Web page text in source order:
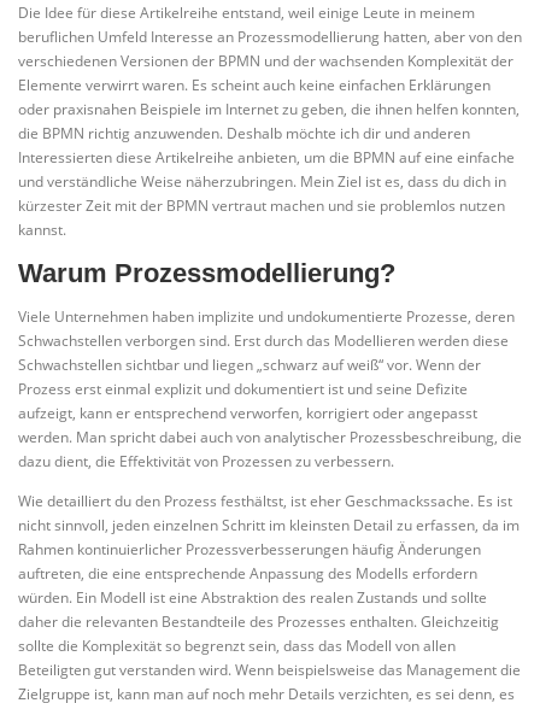
Die Idee für diese Artikelreihe entstand, weil einige Leute in meinem
beruflichen Umfeld Interesse an Prozessmodellierung hatten, aber von den
verschiedenen Versionen der BPMN und der wachsenden Komplexität der
Elemente verwirrt waren. Es scheint auch keine einfachen Erklärungen
oder praxisnahen Beispiele im Internet zu geben, die ihnen helfen konnten,
die BPMN richtig anzuwenden. Deshalb möchte ich dir und anderen
Interessierten diese Artikelreihe anbieten, um die BPMN auf eine einfache
und verständliche Weise näherzubringen. Mein Ziel ist es, dass du dich in
kürzester Zeit mit der BPMN vertraut machen und sie problemlos nutzen
kannst.
Warum Prozessmodellierung?
Viele Unternehmen haben implizite und undokumentierte Prozesse, deren
Schwachstellen verborgen sind. Erst durch das Modellieren werden diese
Schwachstellen sichtbar und liegen „schwarz auf weiß“ vor. Wenn der
Prozess erst einmal explizit und dokumentiert ist und seine Defizite
aufzeigt, kann er entsprechend verworfen, korrigiert oder angepasst
werden. Man spricht dabei auch von analytischer Prozessbeschreibung, die
dazu dient, die Effektivität von Prozessen zu verbessern.
Wie detailliert du den Prozess festhältst, ist eher Geschmackssache. Es ist
nicht sinnvoll, jeden einzelnen Schritt im kleinsten Detail zu erfassen, da im
Rahmen kontinuierlicher Prozessverbesserungen häufig Änderungen
auftreten, die eine entsprechende Anpassung des Modells erfordern
würden. Ein Modell ist eine Abstraktion des realen Zustands und sollte
daher die relevanten Bestandteile des Prozesses enthalten. Gleichzeitig
sollte die Komplexität so begrenzt sein, dass das Modell von allen
Beteiligten gut verstanden wird. Wenn beispielsweise das Management die
Zielgruppe ist, kann man auf noch mehr Details verzichten, es sei denn, es